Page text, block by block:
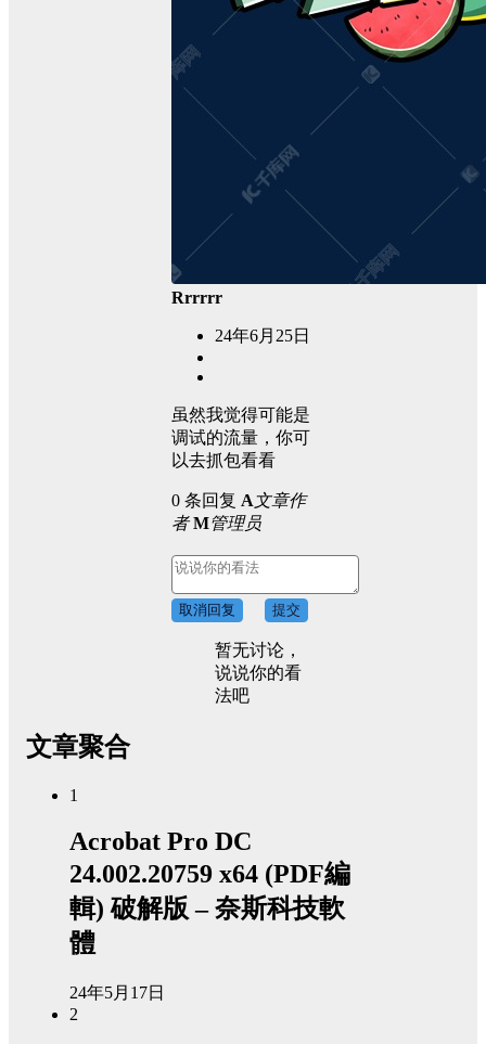
Rrrrrr
24年6月25日
虽然我觉得可能是
调试的流量，你可
以去抓包看看
0 条回复 A文章作
者 M管理员
取消回复 提交
暂无讨论，
说说你的看
法吧
文章聚合
1
Acrobat Pro DC
24.002.20759 x64 (PDF編
輯) 破解版 – 奈斯科技軟
體
24年5月17日
2